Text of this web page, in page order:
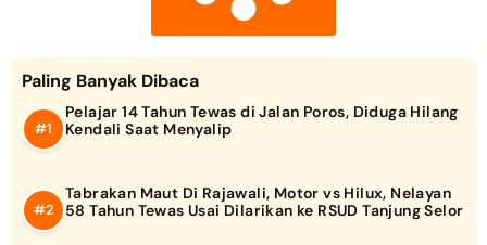
Paling Banyak Dibaca
Pelajar 14 Tahun Tewas di Jalan Poros, Diduga Hilang
Kendali Saat Menyalip
Tabrakan Maut Di Rajawali, Motor vs Hilux, Nelayan
58 Tahun Tewas Usai Dilarikan ke RSUD Tanjung Selor